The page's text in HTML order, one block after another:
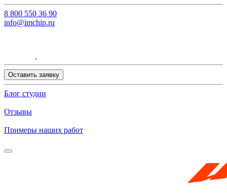
8 800 550 36 90
info@imchip.ru
Оставить заявку
Блог студии
Отзывы
Примеры наших работ